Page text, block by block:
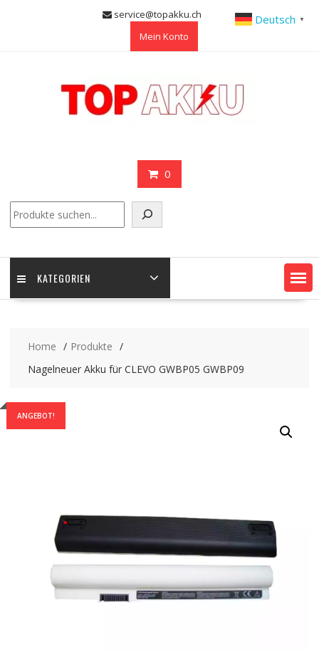
service@topakku.ch
Mein Konto
0
KATEGORIEN
Home
Produkte
Nagelneuer Akku für CLEVO GWBP05 GWBP09
ANGEBOT!
Deutsch ▼